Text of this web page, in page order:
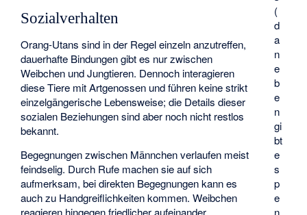
(
d
a
n
e
b
e
n
gi
bt
e
s
p
e
n
Sozialverhalten
Orang-Utans sind in der Regel einzeln anzutreffen,
dauerhafte Bindungen gibt es nur zwischen
Weibchen und Jungtieren. Dennoch interagieren
diese Tiere mit Artgenossen und führen keine strikt
einzelgängerische Lebensweise; die Details dieser
sozialen Beziehungen sind aber noch nicht restlos
bekannt.
Begegnungen zwischen Männchen verlaufen meist
feindselig. Durch Rufe machen sie auf sich
aufmerksam, bei direkten Begegnungen kann es
auch zu Handgreiflichkeiten kommen. Weibchen
reagieren hingegen friedlicher aufeinander,